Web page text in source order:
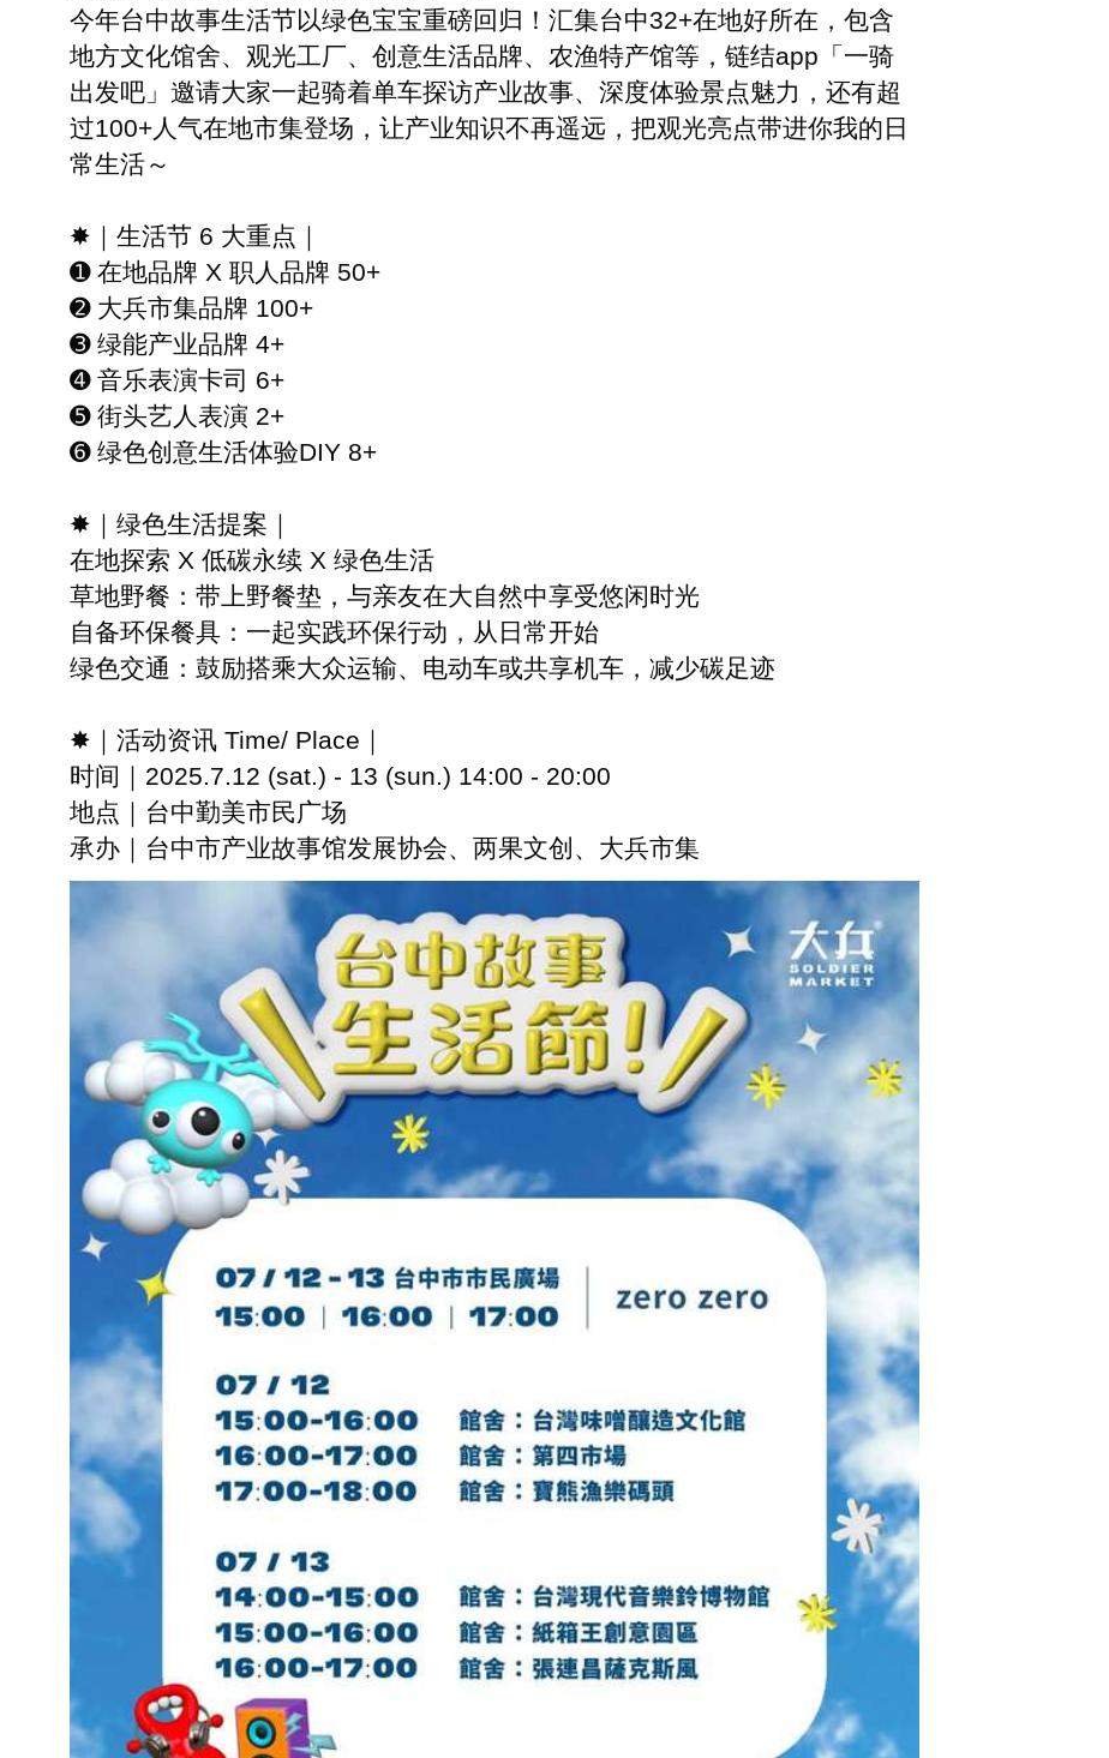
今年台中故事生活节以绿色宝宝重磅回归！汇集台中32+在地好所在，包含
地方文化馆舍、观光工厂、创意生活品牌、农渔特产馆等，链结app「一骑
出发吧」邀请大家一起骑着单车探访产业故事、深度体验景点魅力，还有超
过100+人气在地市集登场，让产业知识不再遥远，把观光亮点带进你我的日
常生活～
✸ ｜生活节 6 大重点｜
➊ 在地品牌 X 职人品牌 50+
➋ 大兵市集品牌 100+
➌ 绿能产业品牌 4+
➍ 音乐表演卡司 6+
➎ 街头艺人表演 2+
➏ 绿色创意生活体验DIY 8+
✸ ｜绿色生活提案｜
在地探索 X 低碳永续 X 绿色生活
草地野餐：带上野餐垫，与亲友在大自然中享受悠闲时光
自备环保餐具：一起实践环保行动，从日常开始
绿色交通：鼓励搭乘大众运输、电动车或共享机车，减少碳足迹
✸ ｜活动资讯 Time/ Place ｜
时间｜2025.7.12 (sat.) - 13 (sun.) 14:00 - 20:00
地点｜台中勤美市民广场
承办｜台中市产业故事馆发展协会、两果文创、大兵市集